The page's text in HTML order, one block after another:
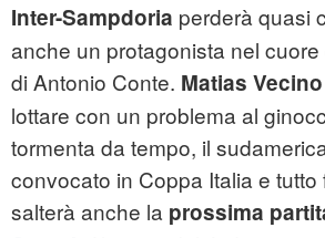
Inter-Sampdoria perderà quasi
anche un protagonista nel
di Antonio Conte. Matias Vecino
lottare con un problema al
tormenta da tempo, il
convocato in Coppa Italia e
salterà anche la prossima